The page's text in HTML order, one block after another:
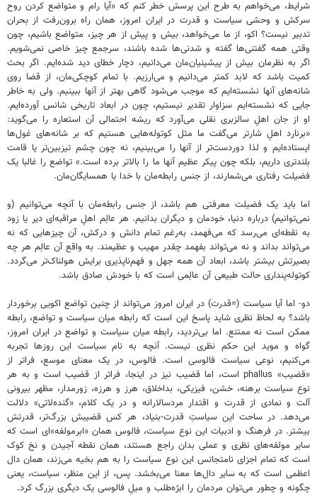
شرایط، می‌خواهم به طرح این پرسش خطر کنم که «آیا رام و متواضع‌ کردن روح
سرکش و وحشی سیاست و قدرت در ایران امروز، همان راه برون‌رفت از بحران
تدبیر نیست؟ اکو، از ما می‌خواهد، بیش و پیش از هر چیز، متواضع باشیم، چون
وقتی همه گفتنی‌ها گفته و شدنی‌ها شده باشند، سرجمع چیز خاصی نمی‌شویم.
اگر به نظرمان بیش از پیشینیان‌مان می‌دانیم، دچار خطای دید شده‌ایم. اگر بحث
کمیت باشد که لابد کمتر می‌دانیم و می‌ارزیم. با تمام کوچکی‌مان، از قضا روی
شانه‌های آنها نشسته‌ایم که موجب می‌شود گاهی بهتر از آنها ببینیم. ولی به‌ خاطر
جایی که نشسته‌ایم سزاوار تقدیر نیستیم، چون در ابعاد تاریخی شانس آورده‌ایم.
او از جان اهلِ‌ سالزبری نقلی می‌آورد که ریشه احتمالی آن استعاره را می‌گوید:
«برنارد اهلِ‌ شارتر می‌گفت ما مثل کوتوله‌هایی هستیم که بر شانه‌های غول‌ها
ایستاده‌ایم و لذا دوردست‌تر از آنها را می‌بینیم، نه چون چشم تیزبین‌تر یا قامت
بلندتری داریم، بلکه چون پیکر عظیم آنها ما را بالاتر برده است.» تواضع را غالبا یک
فضیلت رفتاری می‌شمارند، از جنس رابطه‌مان با خدا یا همسایگان‌مان.
اما باید یک فضیلت معرفتی هم باشد، از جنس رابطه‌مان با آنچه می‌توانیم (و
نمی‌توانیم) درباره دنیا، خودمان و دیگران بدانیم. هر عالِم اهلِ‌ مراقبه‌ای دیر یا زود
به نقطه‌ای می‌رسد که می‌فهمد، به‌رغم تمام دانش و درکش، آن چیزهایی که نه
می‌تواند بداند و نه می‌تواند بفهمد چقدر مهیب و عظیمند. به ‌واقع آن عالِم هر چه
بصیرتش بیشتر باشد، ابعاد آن ‌همه جهل و فهم‌ناپذیری برایش هولناک‌تر می‌گردد.
کوتوله‌پنداری حالت طبیعی آن عالِمی است که با خودش صادق باشد.
دو- اما آیا سیاست (=قدرت) در ایران امروز می‌تواند از چنین تواضع اکویی برخوردار
باشد؟ به ‌لحاظ نظری شاید پاسخ این است که رابطه میان سیاست و تواضع، رابطه
ممکن است نه ممتنع. اما بی‌تردید، رابطه میان سیاست و تواضع در ایران امروز،
گواه و موید این حکم نظری نیست. آنچه به نام سیاست این‌ روزها تجربه
می‌کنیم، نوعی سیاست فالوسی است. فالوس، در یک معنای موسع، فراتر از
«قضیب» phallus است، اما قضیب نیز در اینجا، فراتر از قضیب است و به هر
نوع سیاست برهنه، خشن، فیزیکی، بداخلاق، هرز و هرزه، زورمدار، مظهر بیرونی
آلت و نمادی از قدرت و اقتدار مردسالارانه و در یک کلام، «گنده‌لاتی» دلالت
می‌دهد. در ساحت این سیاستِ قدرت-بنیاد، هر کس قضیبش بزرگ‌تر، قدرتش
بیشتر. در فرهنگ و ادبیات این نوع سیاست، فالوس همان «ابرمولفه»ای است که
سایر مولفه‌های نظری و عملی بدان راجع هستند، همان نقطه آجیدن و نخ کوک
است که تمام اجزای نامتجانس این‌ نوع سیاست را به ‌هم بخیه می‌زند، همان دال
اعظمی است که به سایر دال‌ها معنا می‌بخشد. پس، از این منظر، سیاست، یعنی
چگونه و چطور می‌توان مردمان را ابژه‌طلب و میلِ فالوسی یک دیگری بزرگ کرد.